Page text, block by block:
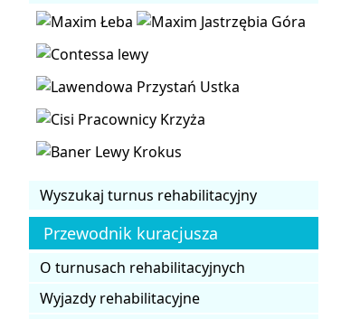
Wyszukaj turnus rehabilitacyjny
Przewodnik kuracjusza
O turnusach rehabilitacyjnych
Wyjazdy rehabilitacyjne